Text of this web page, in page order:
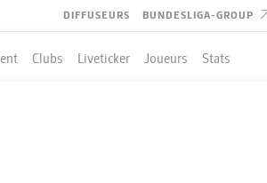
DIFFUSEURS BUNDESLIGA-GROUP
Clubs Liveticker Joueurs Stats
BERLIN